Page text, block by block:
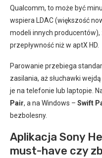
Qualcomm, to może być
wspiera LDAC (większość
modeli innych
przepływność niż w aptX HD.
Parowanie przebiega
zasilania, aż słuchawki
je na telefonie lub laptopie.
Pair, a na Windows – Swift
bezbolesny.
Aplikacja Sony
must-have czy